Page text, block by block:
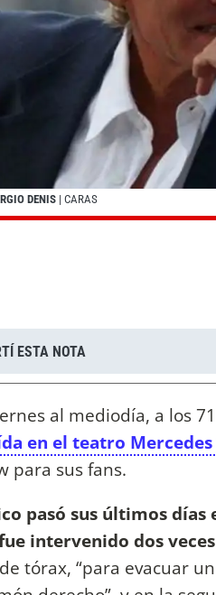
DENIS | CARAS
ESTA NOTA
al mediodía, a los
en el teatro Mercedes
para sus fans.
pasó sus últimos
intervenido dos
tórax, “para evacuar